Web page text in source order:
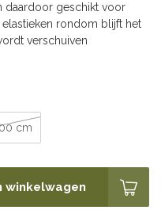
daardoor geschikt voor
rondom blijft het
verschuiven
cm
winkelwagen